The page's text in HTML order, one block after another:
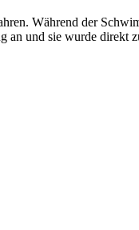
Während der
an und sie wurde direkt